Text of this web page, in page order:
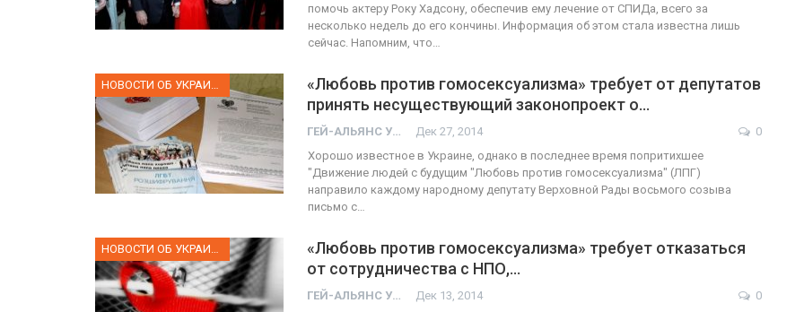
помочь актеру Року Хадсону, обеспечив ему лечение от СПИДа, всего за
несколько недель до его кончины. Информация об этом стала известна лишь
сейчас. Напомним, что…
НОВОСТИ ОБ УКРАИНЕ
«Любовь против гомосексуализма» требует от депутатов
принять несуществующий законопроект о…
ГЕЙ-АЛЬЯНС УКРАИНА Дек 27, 2014
0
Хорошо известное в Украине, однако в последнее время попритихшее
"Движение людей с будущим "Любовь против гомосексуализма" (ЛПГ)
направило каждому народному депутату Верховной Рады восьмого созыва
письмо с…
НОВОСТИ ОБ УКРАИНЕ
«Любовь против гомосексуализма» требует отказаться
от сотрудничества с НПО,…
ГЕЙ-АЛЬЯНС УКРАИНА Дек 13, 2014
0